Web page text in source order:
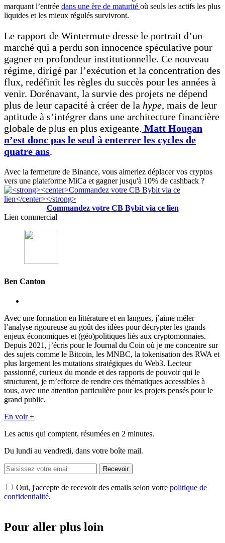
marquant l’entrée dans une ère de maturité où seuls les actifs les plus
liquides et les mieux régulés survivront.
Le rapport de Wintermute dresse le portrait d’un
marché qui a perdu son innocence spéculative pour
gagner en profondeur institutionnelle. Ce nouveau
régime, dirigé par l’exécution et la concentration des
flux, redéfinit les règles du succès pour les années à
venir. Dorénavant, la survie des projets ne dépend
plus de leur capacité à créer de la hype, mais de leur
aptitude à s’intégrer dans une architecture financière
globale de plus en plus exigeante. Matt Hougan
n’est donc pas le seul à enterrer les cycles de
quatre ans.
Avec la fermeture de Binance, vous aimeriez déplacer vos cryptos
vers une plateforme MiCa et gagner jusqu'à 10% de cashback ?
Commandez votre CB Bybit via ce lien
Lien commercial
Ben Canton
Avec une formation en littérature et en langues, j’aime mêler
l’analyse rigoureuse au goût des idées pour décrypter les grands
enjeux économiques et (géo)politiques liés aux cryptomonnaies.
Depuis 2021, j’écris pour le Journal du Coin où je me concentre sur
des sujets comme le Bitcoin, les MNBC, la tokenisation des RWA et
plus largement les mutations stratégiques du Web3. Lecteur
passionné, curieux du monde et des rapports de pouvoir qui le
structurent, je m’efforce de rendre ces thématiques accessibles à
tous, avec une attention particulière pour les projets pensés pour le
grand public.
En voir +
Les actus qui comptent, résumées en 2 minutes.
Du lundi au vendredi, dans votre boîte mail.
Recevoir
Oui, j'accepte de recevoir des emails selon votre politique de
confidentialité.
Pour aller plus loin